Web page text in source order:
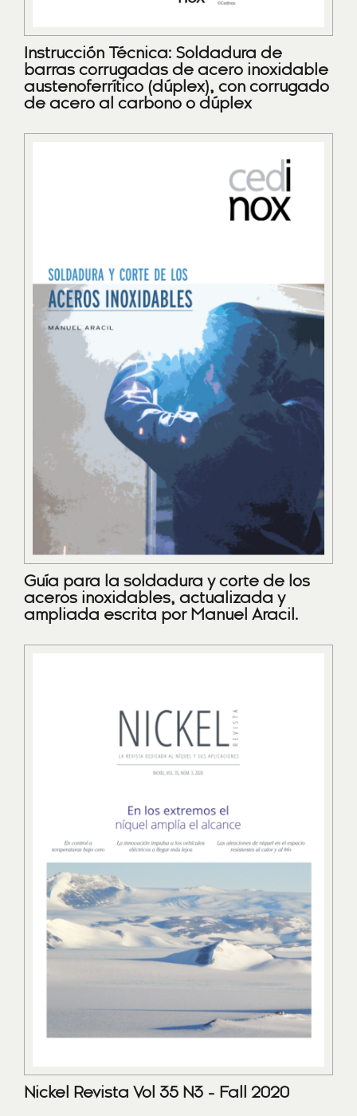
Instrucción Técnica: Soldadura de
barras corrugadas de acero inoxidable
austenoferrítico (dúplex), con corrugado
de acero al carbono o dúplex
Guía para la soldadura y corte de los
aceros inoxidables, actualizada y
ampliada escrita por Manuel Aracil.
Nickel Revista Vol 35 N3 - Fall 2020